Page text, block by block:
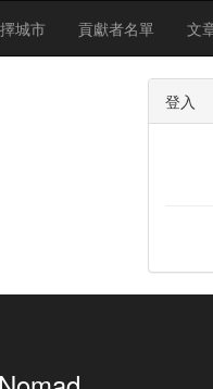
城市 貢獻者名單 文
登入